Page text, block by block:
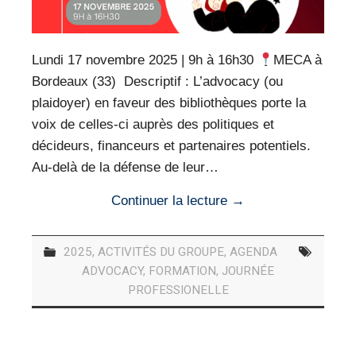
Lundi 17 novembre 2025 | 9h à 16h30
MECA à
Bordeaux (33) Descriptif : L’advocacy (ou
plaidoyer) en faveur des bibliothèques porte la
voix de celles-ci auprès des politiques et
décideurs, financeurs et partenaires potentiels.
Au-delà de la défense de leur…
Continuer la lecture →
2025, ACTIVITÉS DU GROUPE, AGENDA
ADVOCACY, FORMATION, JOURNÉE
PROFESSIONELLE